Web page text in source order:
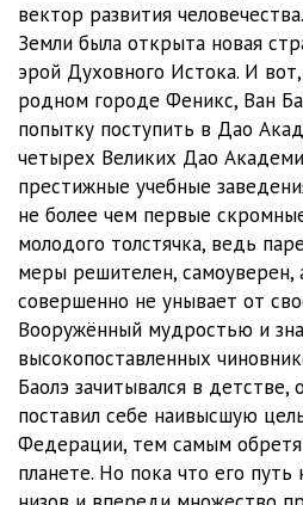
0017 Мир на ладони - Глава 0017
0018 Мир на ладони - Глава 0018
0019 Мир на ладони - Глава 0019
0020 Мир на ладони - Глава 0020
0021 Мир на ладони - Глава 0021
0022 Мир на ладони - Глава 0022
0023 Мир на ладони - Глава 0023
0024 Мир на ладони - Глава 0024
0025 Мир на ладони - Глава 0025
0026 Мир на ладони - Глава 0026
0027 Мир на ладони - Глава 0027
вектор развития
Земли была открыта новая
эрой Духовного Истока. И
родном городе Феникс, Ван
попытку поступить в Дао
четырех Великих Дао
престижные учебные
не более чем первые
молодого толстячка, ведь
меры решителен, самоуверен,
совершенно не унывает от
Вооружённый мудростью и
высокопоставленных
Баолэ зачитывался в детстве,
поставил себе наивысшую
Федерации, тем самым
планете. Но пока что его путь